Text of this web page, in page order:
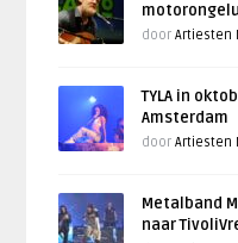
doorArtiesten
TYLA in
Amsterdam
doorArtiesten
Metalband
naar